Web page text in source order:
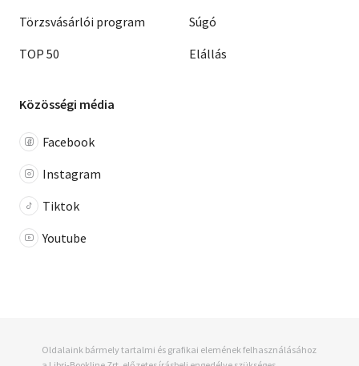
Törzsvásárlói program
TOP 50
Súgó
Elállás
Közösségi média
Facebook
Instagram
Tiktok
Youtube
Oldalaink bármely tartalmi és grafikai elemének felhasználásához